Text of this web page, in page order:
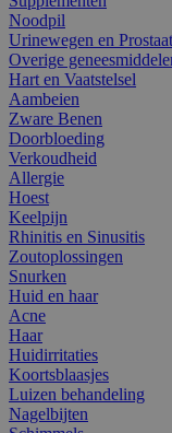
Noodpil
Urinewegen en Prostaat
Overige
Hart en Vaatstelsel
Aambeien
Zware Benen
Doorbloeding
Verkoudheid
Allergie
Hoest
Keelpijn
Rhinitis en Sinusitis
Zoutoplossingen
Snurken
Huid en haar
Acne
Haar
Huidirritaties
Koortsblaasjes
Luizen behandeling
Nagelbijten